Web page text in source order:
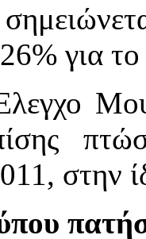
για
στην